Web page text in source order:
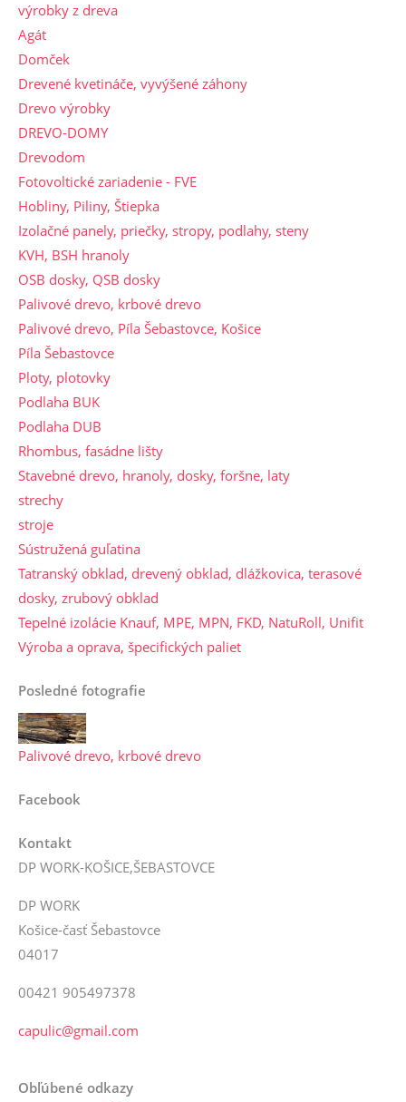
výrobky z dreva
Agát
Domček
Drevené kvetináče, vyvýšené záhony
Drevo výrobky
DREVO-DOMY
Drevodom
Fotovoltické zariadenie - FVE
Hobliny, Piliny, Štiepka
Izolačné panely, priečky, stropy, podlahy, steny
KVH, BSH hranoly
OSB dosky, QSB dosky
Palivové drevo, krbové drevo
Palivové drevo, Píla Šebastovce, Košice
Píla Šebastovce
Ploty, plotovky
Podlaha BUK
Podlaha DUB
Rhombus, fasádne lišty
Stavebné drevo, hranoly, dosky, foršne, laty
strechy
stroje
Sústružená guľatina
Tatranský obklad, drevený obklad, dlážkovica, terasové
dosky, zrubový obklad
Tepelné izolácie Knauf, MPE, MPN, FKD, NatuRoll, Unifit
Výroba a oprava, špecifických paliet
Posledné fotografie
Palivové drevo, krbové drevo
Facebook
Kontakt
DP WORK-KOŠICE,ŠEBASTOVCE
DP WORK
Košice-časť Šebastovce
04017
00421 905497378
capulic@gmail.com
Obľúbené odkazy